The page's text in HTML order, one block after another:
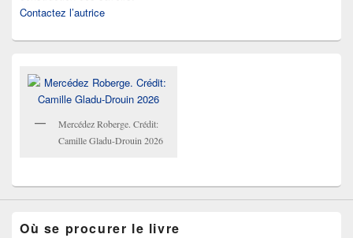
Contactez l’autrice
Mercédez Roberge. Crédit:
Camille Gladu-Drouin 2026
Où se procurer le livre